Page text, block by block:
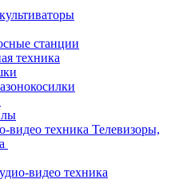
станции
техника
Телевизоры,
видео техника